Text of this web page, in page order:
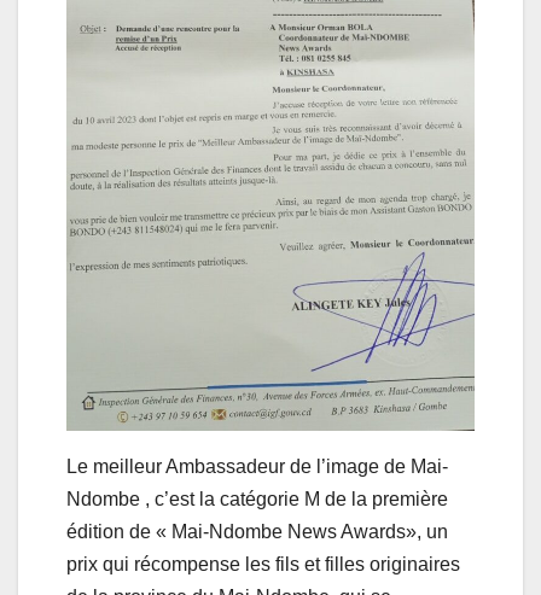
Le meilleur Ambassadeur de l’image de Mai-
Ndombe , c’est la catégorie M de la première
édition de « Mai-Ndombe News Awards», un
prix qui récompense les fils et filles originaires